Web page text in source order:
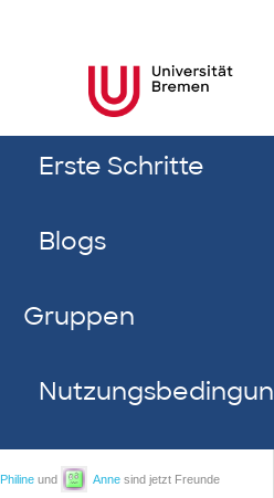
Erste Schritte
Blogs
Gruppen
Philine und Anne sind jetzt Freunde